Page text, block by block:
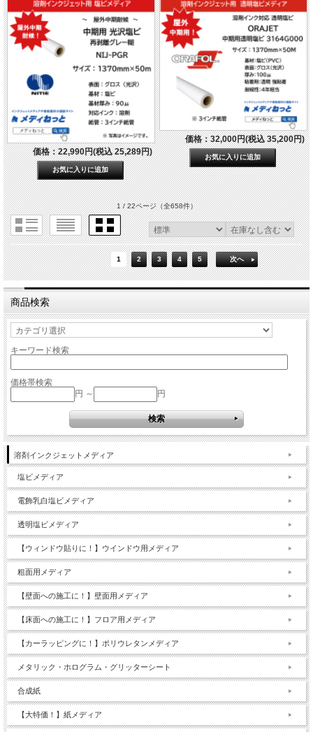
価格：22,990円(税込 25,289円)
価格：32,000円(税込 35,200円)
1 / 22ページ（全658件）
1 2 3 4 5 次へ
商品検索
キーワード検索
価格帯検索
円 ～
円
溶剤インクジェットメディア
塩ビメディア
電飾乳白塩ビメディア
透明塩ビメディア
【ウィンドウ貼りに！】ウインドウ用メディア
粗面用メディア
【壁面への施工に！】壁面用メディア
【床面への施工に！】フロア用メディア
【カーラッピングに！】ポリウレタンメディア
メタリック・ホログラム・グリッターシート
合成紙
【大特価！】紙メディア